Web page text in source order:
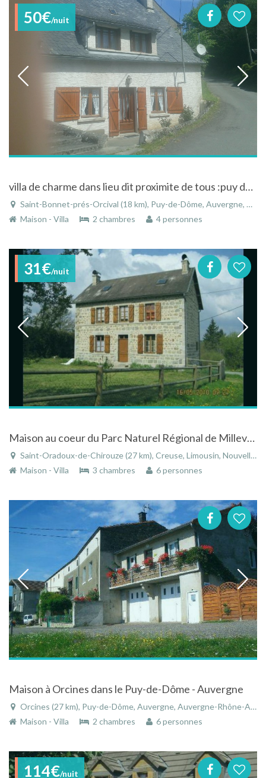
50€/nuit
villa de charme dans lieu dit proximite de tous :puy de dome ,basilic d orcival,
Saint-Bonnet-prés-Orcival (18 km), Puy-de-Dôme, Auvergne, Auvergne-Rhône-Alpes, France
Maison - Villa
2 chambres 4 personnes
31€/nuit
Maison au coeur du Parc Naturel Régional de Millevaches
Saint-Oradoux-de-Chirouze (27 km), Creuse, Limousin, Nouvelle-Aquitaine, France
Maison - Villa
3 chambres 6 personnes
Maison à Orcines dans le Puy-de-Dôme - Auvergne
Orcines (27 km), Puy-de-Dôme, Auvergne, Auvergne-Rhône-Alpes, France
Maison - Villa
2 chambres 6 personnes
114€/nuit